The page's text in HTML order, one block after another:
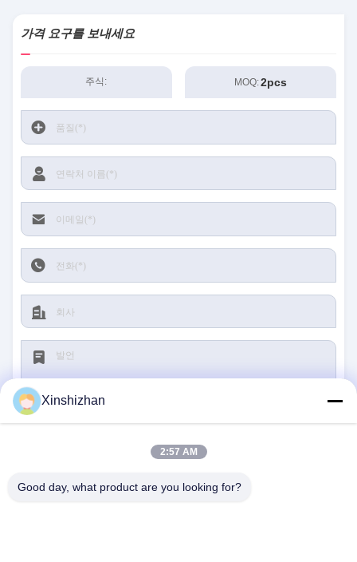
가격 요구를 보내세요
주식: MOQ:2pcs
제출
Xinshizhan
2:57 AM
Good day, what product are you looking for?